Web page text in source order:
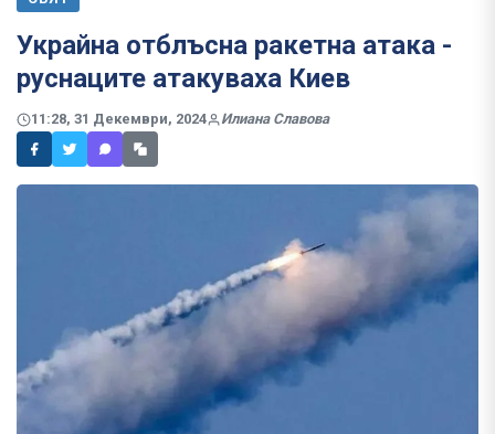
Украйна отблъсна ракетна атака -
руснаците атакуваха Киев
11:28, 31 Декември, 2024 Илиана Славова